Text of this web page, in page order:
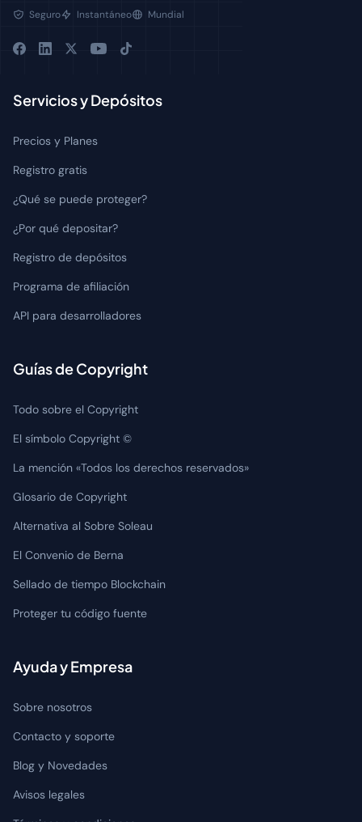
Seguro Instantáneo Mundial
Servicios y Depósitos
Precios y Planes
Registro gratis
¿Qué se puede proteger?
¿Por qué depositar?
Registro de depósitos
Programa de afiliación
API para desarrolladores
Guías de Copyright
Todo sobre el Copyright
El símbolo Copyright ©
La mención «Todos los derechos reservados»
Glosario de Copyright
Alternativa al Sobre Soleau
El Convenio de Berna
Sellado de tiempo Blockchain
Proteger tu código fuente
Ayuda y Empresa
Sobre nosotros
Contacto y soporte
Blog y Novedades
Avisos legales